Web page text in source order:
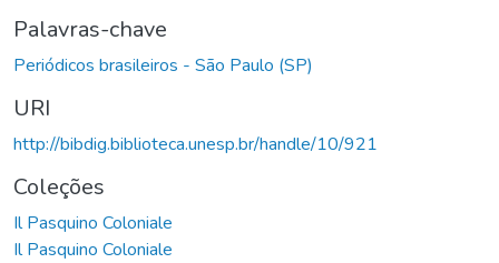
Palavras-chave
Periódicos brasileiros - São Paulo (SP)
URI
http://bibdig.biblioteca.unesp.br/handle/10/921
Coleções
Il Pasquino Coloniale
Il Pasquino Coloniale